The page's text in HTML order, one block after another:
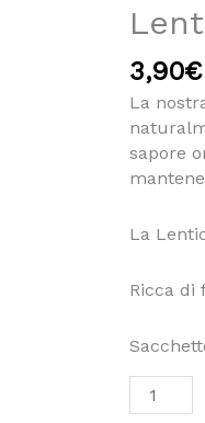
3,90€
La
sapore
La
Ricca di
BIO
quantità